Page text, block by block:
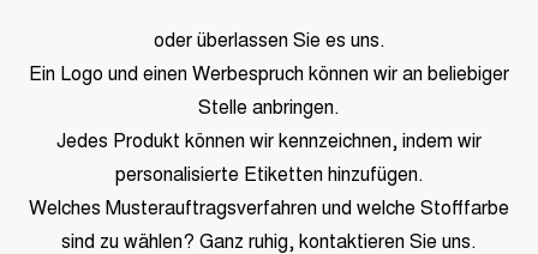
oder überlassen Sie es uns.
Ein Logo und einen Werbespruch können wir an beliebiger
Stelle anbringen.
Jedes Produkt können wir kennzeichnen, indem wir
personalisierte Etiketten hinzufügen.
Welches Musterauftragsverfahren und welche Stofffarbe
sind zu wählen? Ganz ruhig, kontaktieren Sie uns.